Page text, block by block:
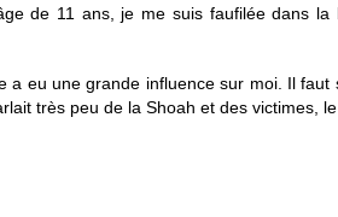
de 11 ans, je me suis faufilée dans
a eu une grande influence sur moi. Il
très peu de la Shoah et des victimes,